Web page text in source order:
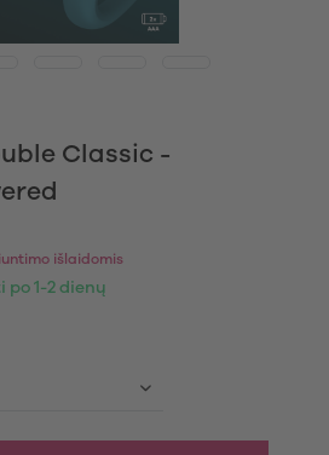
Classic -
išlaidomis
po 1-2 dienų